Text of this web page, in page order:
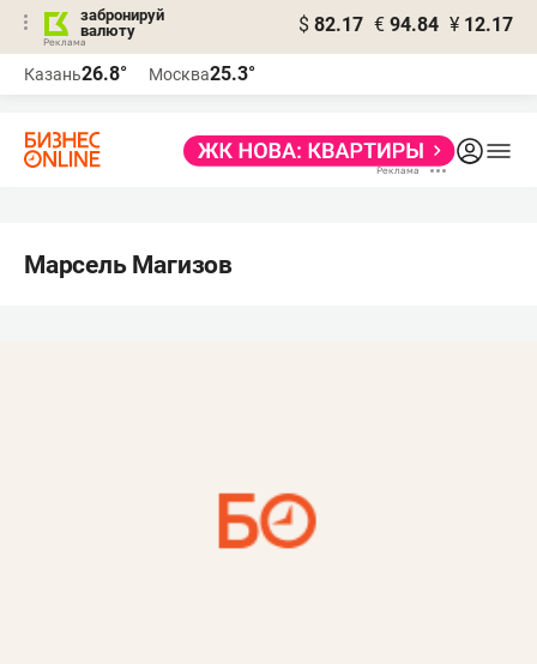
забронируй
валюту
$ 82.17 € 94.84 ¥ 12.17
Казань26.8° Москва25.3°
Марсель Магизов